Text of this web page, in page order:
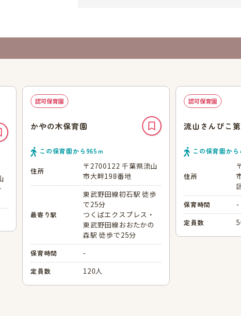
認可保育園
かやの木保育園
この保育園から965ｍ
住所
〒2700122 千葉県流山
市大畔198番地
最寄り駅
東武野田線初石駅 徒歩
で25分
つくばエクスプレス・
東武野田線おおたかの
森駅 徒歩で25分
保育時間 -
定員数 120人
認可保育園
流山さんぴこ
この保育園から
住所
保育時間 -
定員数